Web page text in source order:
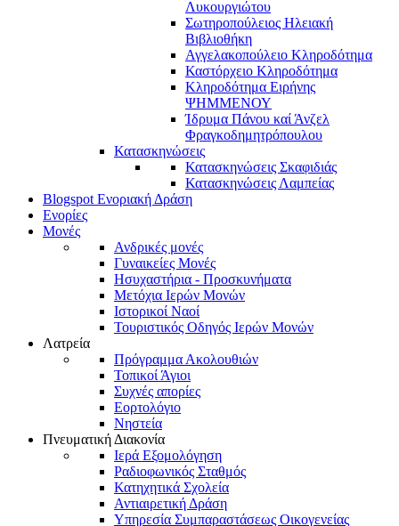
Λυκουργιώτου
Σωτηροπούλειος Ηλειακή
Βιβλιοθήκη
Αγγελακοπούλειο Κληροδότημα
Καστόρχειο Κληροδότημα
Κληροδότημα Ειρήνης
ΨΗΜΜΕΝΟΥ
Ίδρυμα Πάνου καί Άνζελ
Φραγκοδημητρόπουλου
Κατασκηνώσεις
Κατασκηνώσεις Σκαφιδιάς
Κατασκηνώσεις Λαμπείας
Blogspot Ενοριακή Δράση
Ενορίες
Μονές
Ανδρικές μονές
Γυναικείες Μονές
Ησυχαστήρια - Προσκυνήματα
Μετόχια Ιερών Μονών
Ιστορικοί Ναοί
Τουριστικός Οδηγός Ιερών Μονών
Λατρεία
Πρόγραμμα Ακολουθιών
Τοπικοί Άγιοι
Συχνές απορίες
Εορτολόγιο
Νηστεία
Πνευματική Διακονία
Ιερά Εξομολόγηση
Ραδιοφωνικός Σταθμός
Κατηχητικά Σχολεία
Αντιαιρετική Δράση
Υπηρεσία Συμπαραστάσεως Οικογενείας